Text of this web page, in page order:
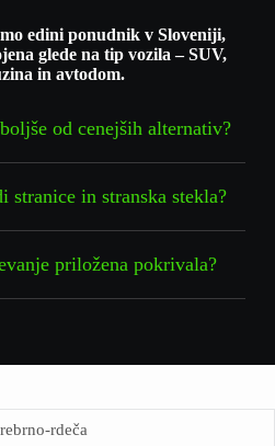
edini ponudnik v Sloveniji,
glede na tip vozila – SUV,
in avtodom.
od cenejših alternativ?
in stranska stekla?
priložena pokrivala?
rdeča